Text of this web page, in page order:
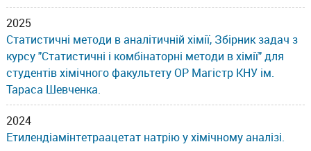
2025
Статистичні методи в аналітичній хімії, Збірник задач з
курсу "Статистичні і комбінаторні методи в хімії" для
студентів хімічного факультету ОР Магістр КНУ ім.
Тараса Шевченка.
2024
Етилендіамінтетраацетат натрію у хімічному аналізі.